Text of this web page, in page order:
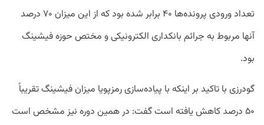
تعداد ورودی پرونده‌ها ۴۰ برابر شده بود که از این میزان ۷۰ درصد
آنها مربوط به جرائم بانکداری الکترونیکی و مختص حوزه فیشینگ
بود.
گودرزی با تاکید بر اینکه با پیاده‌سازی رمزپویا میزان فیشینگ تقریباً
۵۰ درصد کاهش یافته است گفت: در همین دوره نیز مشخص است